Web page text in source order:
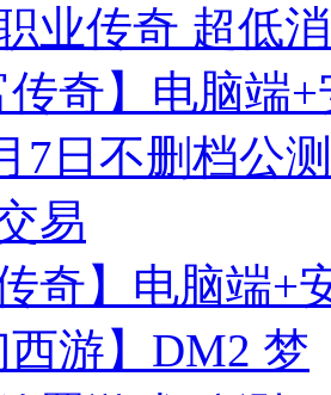
业传奇 超低
传奇】电脑端+